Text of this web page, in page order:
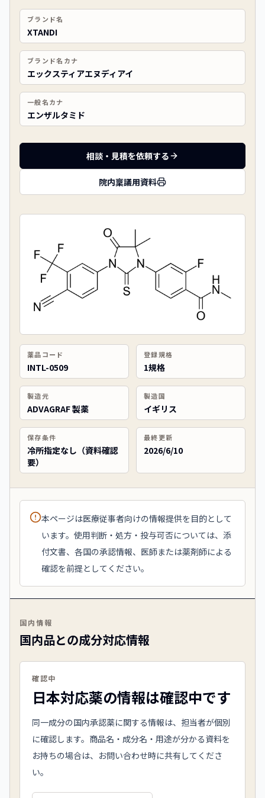
ブランド名
XTANDI
ブランド名カナ
エックスティアエヌディアイ
一般名カナ
エンザルタミド
相談・見積を依頼する
院内稟議用資料
薬品コード
INTL-0509
登録規格
1規格
製造元
ADVAGRAF 製薬
製造国
イギリス
保存条件
冷所指定なし（資料確認
要）
最終更新
2026/6/10
本ページは医療従事者向けの情報提供を目的として
います。使用判断・処方・投与可否については、添
付文書、各国の承認情報、医師または薬剤師による
確認を前提としてください。
国内情報
国内品との成分対応情報
確認中
日本対応薬の情報は確認中です
同一成分の国内承認薬に関する情報は、担当者が個別
に確認します。商品名・成分名・用途が分かる資料を
お持ちの場合は、お問い合わせ時に共有してくださ
い。